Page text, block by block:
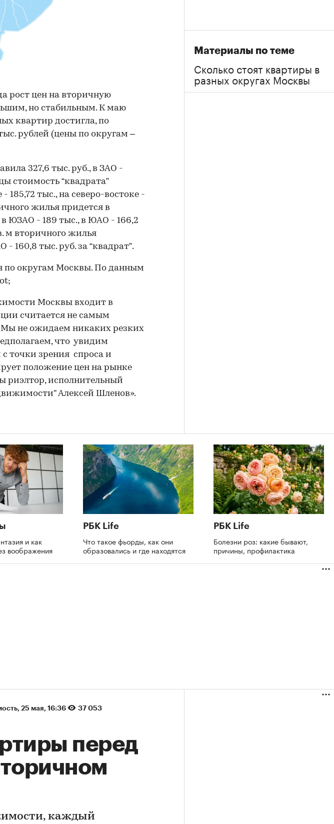
рост цен на вторичную
но стабильным. К маю
квартир достигла, по
рублей (цены по округам –
327,6 тыс. руб., в ЗАО -
стоимость “квадрата”
- 185,72 тыс., на северо-востоке -
жилья придется в
в ЮЗАО - 189 тыс., в ЮАО - 166,2
м вторичного жилья
160,8 тыс. руб. за “квадрат”.
Москвы входит в
считается не самым
Мы не ожидаем никаких резких
что увидим
точки зрения спроса и
положение цен на рынке
исполнительный
Алексей Шленов».
Материалы по теме
Сколько стоят квартиры в
разных округах Москвы
и как
воображения
РБК Life
Что такое фьорды, как они
образовались и где находятся
РБК Life
Болезни роз: какие бывают,
причины, профилактика
⁠, 25 мая, 16:36
37 053
перед
каждый